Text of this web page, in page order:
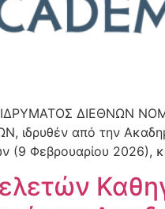
ΙΔΡΥΜΑΤΟΣ ΔΙΕΘΝΩΝ
ιδρυθέν από την
(9 Φεβρουαρίου 2026),